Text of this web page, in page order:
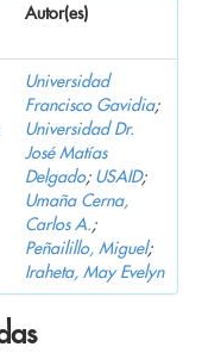
Autor(es)
Universidad
Francisco Gavidia;
Universidad Dr.
José Matías
Delgado; USAID;
Umaña Cerna,
Carlos A.;
Peñailillo, Miguel;
Iraheta, May Evelyn